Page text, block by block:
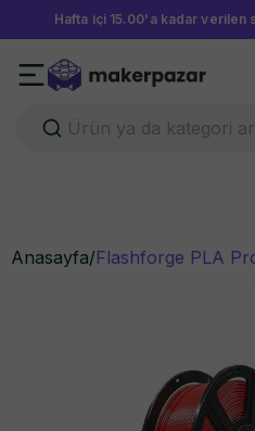
Hafta içi 15.00'a kadar verilen
Anasayfa/Flashforge PLA